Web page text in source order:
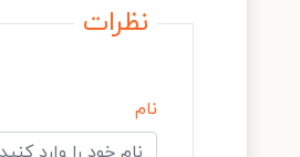
نظرات
نام